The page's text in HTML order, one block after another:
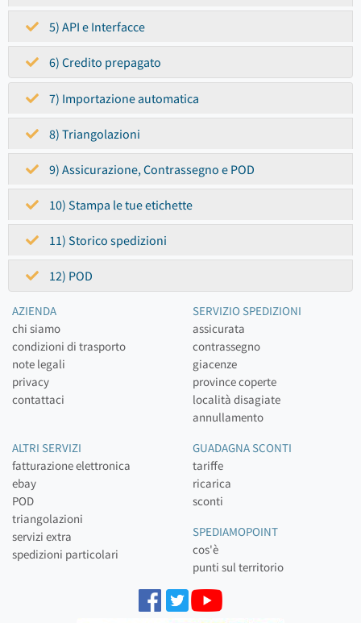
5) API e Interfacce
6) Credito prepagato
7) Importazione automatica
8) Triangolazioni
9) Assicurazione, Contrassegno e POD
10) Stampa le tue etichette
11) Storico spedizioni
12) POD
AZIENDA
chi siamo
condizioni di trasporto
note legali
privacy
contattaci
SERVIZIO SPEDIZIONI
assicurata
contrassegno
giacenze
province coperte
località disagiate
annullamento
ALTRI SERVIZI
fatturazione elettronica
ebay
POD
triangolazioni
servizi extra
spedizioni particolari
GUADAGNA SCONTI
tariffe
ricarica
sconti
SPEDIAMOPOINT
cos'è
punti sul territorio